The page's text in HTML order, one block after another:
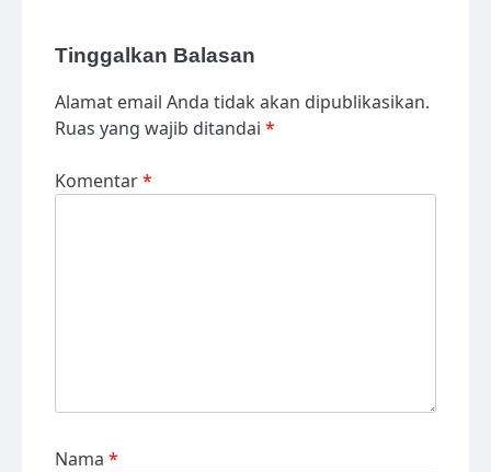
Tinggalkan Balasan
Alamat email Anda tidak akan dipublikasikan.
Ruas yang wajib ditandai *
Komentar*
Nama *